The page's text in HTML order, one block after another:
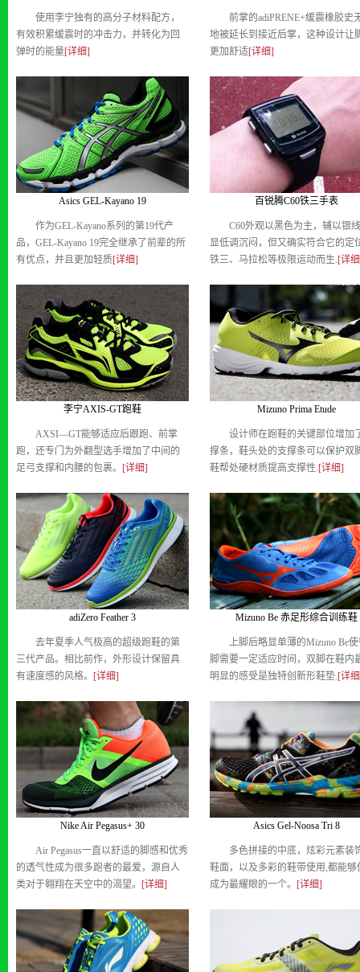
使用李宁独有的高分子材料配方，
有效积累缓震时的冲击力，并转化为回
弹时的能量[详细]
前掌的adiPRENE+缓震橡胶史
地被延长到接近后掌，这种设计让
更加舒适[详细]
Asics GEL-Kayano 19
作为GEL-Kayano系列的第19代产
品，GEL-Kayano 19完全继承了前辈的所
有优点，并且更加轻质[详细]
百锐腾C60铁三手表
C60外观以黑色为主，辅以银
显低调沉闷，但又确实符合它的定
铁三、马拉松等极限运动而生.[详
李宁AXIS-GT跑鞋
AXSI—GT能够适应后跟跑、前掌
跑，还专门为外翻型选手增加了中间的
足弓支撑和内腰的包裹。 [详细]
Mizuno Prima Etude
设计师在跑鞋的关键部位增加
撑条，鞋头处的支撑条可以保护双
鞋帮处硬材质提高支撑性.[详细]
adiZero Feather 3
去年夏季人气极高的超级跑鞋的第
三代产品。相比前作，外形设计保留具
有速度感的风格。 [详细]
Mizuno Be 赤足形综合训练鞋
上脚后略显单薄的Mizuno Be
脚需要一定适应时间，双脚在鞋内
明显的感受是独特创新形鞋垫.[详
Nike Air Pegasus+ 30
Air Pegasus一直以舒适的脚感和优秀
的透气性成为很多跑者的最爱，源自人
类对于翱翔在天空中的渴望。 [详细]
Asics Gel-Noosa Tri 8
多色拼接的中底，炫彩元素装
鞋面，以及多彩的鞋带使用,都能够
成为最耀眼的一个。 [详细]